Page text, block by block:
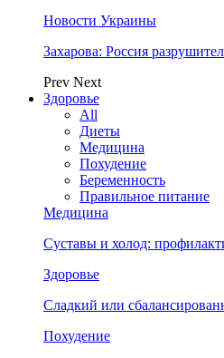
Новости Украины
Захарова: Россия
Prev Next
Здоровье
All
Диеты
Медицина
Похудение
Беременность
Правильное питание
Медицина
Суставы и холод:
Здоровье
Сладкий или
Похудение